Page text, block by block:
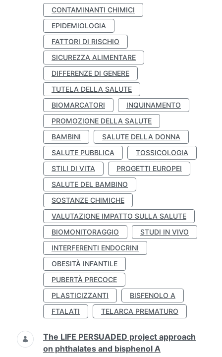
CONTAMINANTI CHIMICI
EPIDEMIOLOGIA
FATTORI DI RISCHIO
SICUREZZA ALIMENTARE
DIFFERENZE DI GENERE
TUTELA DELLA SALUTE
BIOMARCATORI
INQUINAMENTO
PROMOZIONE DELLA SALUTE
BAMBINI
SALUTE DELLA DONNA
SALUTE PUBBLICA
TOSSICOLOGIA
STILI DI VITA
PROGETTI EUROPEI
SALUTE DEL BAMBINO
SOSTANZE CHIMICHE
VALUTAZIONE IMPATTO SULLA SALUTE
BIOMONITORAGGIO
STUDI IN VIVO
INTERFERENTI ENDOCRINI
OBESITÀ INFANTILE
PUBERTÀ PRECOCE
PLASTICIZZANTI
BISFENOLO A
FTALATI
TELARCA PREMATURO
The LIFE PERSUADED project approach
on phthalates and bisphenol A